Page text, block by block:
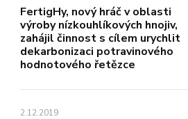
FertigHy, nový hráč v oblasti
výroby nízkouhlíkových hnojiv,
zahájil činnost s cílem urychlit
dekarbonizaci potravinového
hodnotového řetězce
2.12.2019